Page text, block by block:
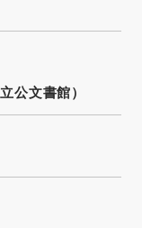
公文書館）